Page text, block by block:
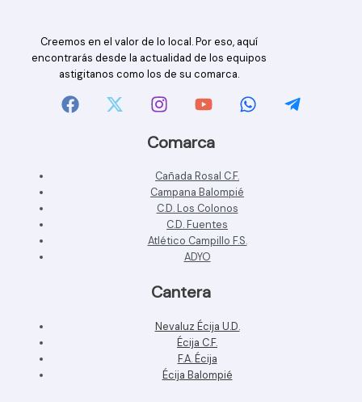
Creemos en el valor de lo local. Por eso, aquí
encontrarás desde la actualidad de los equipos
astigitanos como los de su comarca.
Comarca
Cañada Rosal C.F.
Campana Balompié
C.D. Los Colonos
C.D. Fuentes
Atlético Campillo F.S.
ADYO
Cantera
Nevaluz Écija U.D.
Écija C.F.
F.A. Écija
Écija Balompié